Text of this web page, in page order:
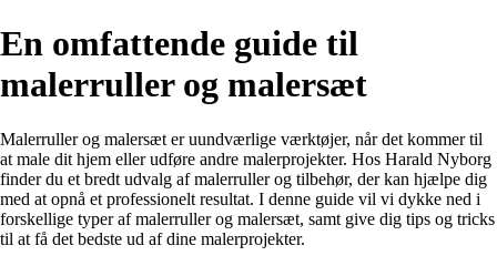
En omfattende guide til
malerruller og malersæt
Malerruller og malersæt er uundværlige værktøjer, når det kommer til
at male dit hjem eller udføre andre malerprojekter. Hos Harald Nyborg
finder du et bredt udvalg af malerruller og tilbehør, der kan hjælpe dig
med at opnå et professionelt resultat. I denne guide vil vi dykke ned i
forskellige typer af malerruller og malersæt, samt give dig tips og tricks
til at få det bedste ud af dine malerprojekter.